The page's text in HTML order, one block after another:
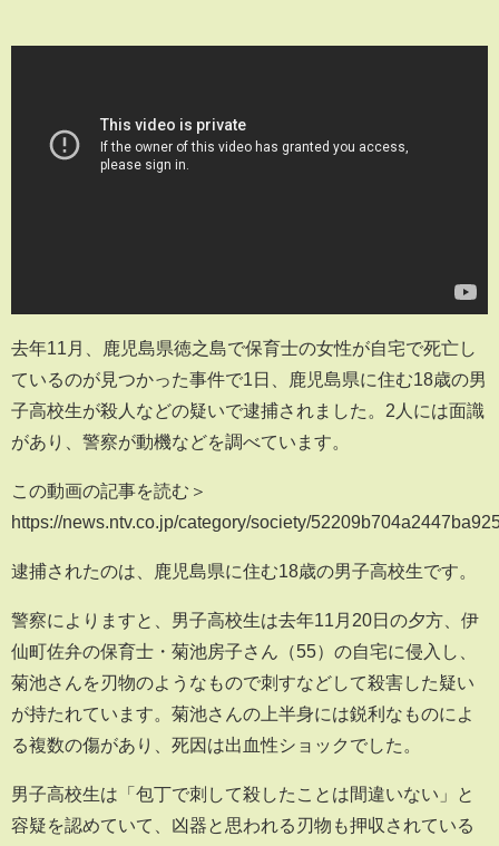
去年11月、鹿児島県徳之島で保育士の女性が自宅で死亡し
ているのが見つかった事件で1日、鹿児島県に住む18歳の男
子高校生が殺人などの疑いで逮捕されました。2人には面識
があり、警察が動機などを調べています。
この動画の記事を読む＞
https://news.ntv.co.jp/category/society/
逮捕されたのは、鹿児島県に住む18歳の男子高校生です。
警察によりますと、男子高校生は去年11月20日の夕方、伊
仙町佐弁の保育士・菊池房子さん（55）の自宅に侵入し、
菊池さんを刃物のようなもので刺すなどして殺害した疑い
が持たれています。菊池さんの上半身には鋭利なものによ
る複数の傷があり、死因は出血性ショックでした。
男子高校生は「包丁で刺して殺したことは間違いない」と
容疑を認めていて、凶器と思われる刃物も押収されている